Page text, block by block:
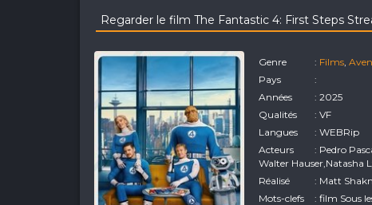
Regarder le film The Fantastic 4: First Steps
Genre : Films,
Pays
:
Années
: 2025
Qualités
: VF
Langues
: WEBRip
Acteurs
: Pedro
Walter Hauser,Natasha
Réalisé
: Matt
Mots-clefs
: film Sous